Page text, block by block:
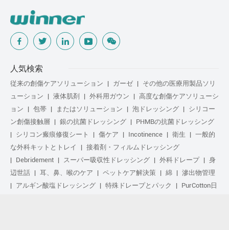
人気検索
従来の創傷ケアソリューション ガーゼ
その他の医療用製品ソリ
ューション
液体肌剤 外科用ガウン
高度な創傷ケアソリューシ
ョン
包帯 またはソリューション 泡ドレッシング
シリコー
ン創傷接触層
銀の抗菌ドレッシング
PHMBの抗菌ドレッシング
シリコン瘢痕修復シート
傷ケア Incotinence 衛生
一般的
な外科キットとトレイ
接着剤・フィルムドレッシング
Debridement
スーパー吸収性ドレッシング 外科ドレープ
身
辺世話
耳、鼻、喉のケア ペットケア解決策 綿
滲出物管理
アルギン酸塩ドレッシング
特殊ドレープとパック
PurCotton日